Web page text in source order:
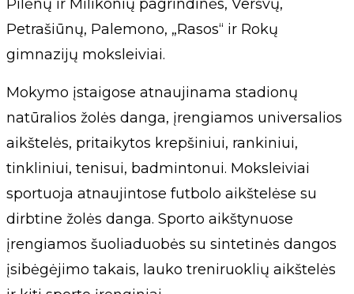
Pilėnų ir Milikonių pagrindinės, Veršvų,
Petrašiūnų, Palemono, „Rasos“ ir Rokų
gimnazijų moksleiviai.
Mokymo įstaigose atnaujinama stadionų
natūralios žolės danga, įrengiamos universalios
aikštelės, pritaikytos krepšiniui, rankiniui,
tinkliniui, tenisui, badmintonui. Moksleiviai
sportuoja atnaujintose futbolo aikštelėse su
dirbtine žolės danga. Sporto aikštynuose
įrengiamos šuoliaduobės su sintetinės dangos
įsibėgėjimo takais, lauko treniruoklių aikštelės